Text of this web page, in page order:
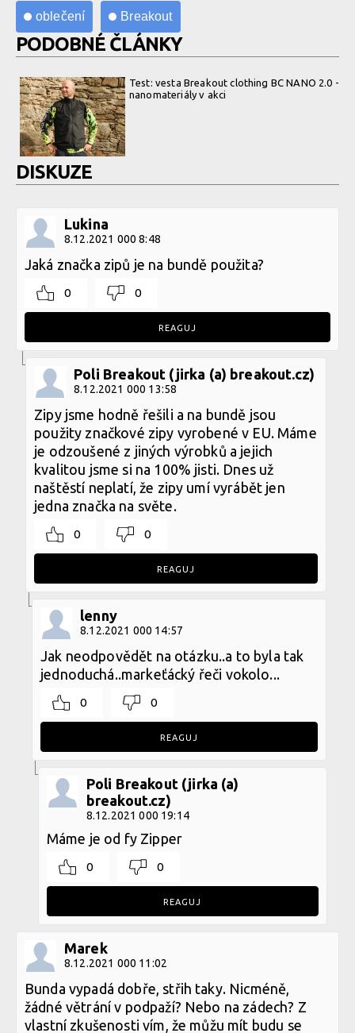
oblečení Breakout
PODOBNÉ ČLÁNKY
Test: vesta Breakout clothing BC NANO 2.0 -
nanomateriály v akci
DISKUZE
Lukina
8.12.2021 000 8:48
Jaká značka zipů je na bundě použita?
0 0
REAGUJ
Poli Breakout (jirka (a) breakout.cz)
8.12.2021 000 13:58
Zipy jsme hodně řešili a na bundě jsou
použity značkové zipy vyrobené v EU. Máme
je odzoušené z jiných výrobků a jejich
kvalitou jsme si na 100% jisti. Dnes už
naštěstí neplatí, že zipy umí vyrábět jen
jedna značka na světe.
0 0
REAGUJ
lenny
8.12.2021 000 14:57
Jak neodpovědět na otázku..a to byla tak
jednoduchá..markeťácký řeči vokolo...
0 0
REAGUJ
Poli Breakout (jirka (a)
breakout.cz)
8.12.2021 000 19:14
Máme je od fy Zipper
0 0
REAGUJ
Marek
8.12.2021 000 11:02
Bunda vypadá dobře, střih taky. Nicméně,
žádné větrání v podpaží? Nebo na zádech? Z
vlastní zkušenosti vím, že můžu mít budu se